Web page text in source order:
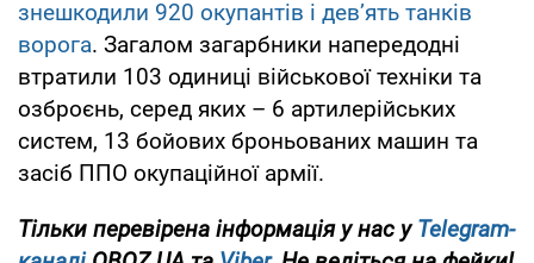
знешкодили 920 окупантів і дев’ять танків
ворога. Загалом загарбники напередодні
втратили 103 одиниці військової техніки та
озброєнь, серед яких – 6 артилерійських
систем, 13 бойових броньованих машин та
засіб ППО окупаційної армії.
Тільки перевірена інформація у нас уTelegram-